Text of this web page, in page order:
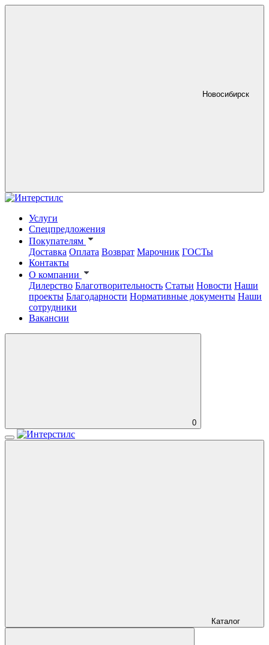
Новосибирск
Услуги
Спецпредложения
Покупателям
Доставка Оплата Возврат Марочник ГОСТы
Контакты
О компании
Дилерство Благотворительность Статьи Новости Наши
проекты Благодарности Нормативные документы Наши
сотрудники
Вакансии
0
Каталог